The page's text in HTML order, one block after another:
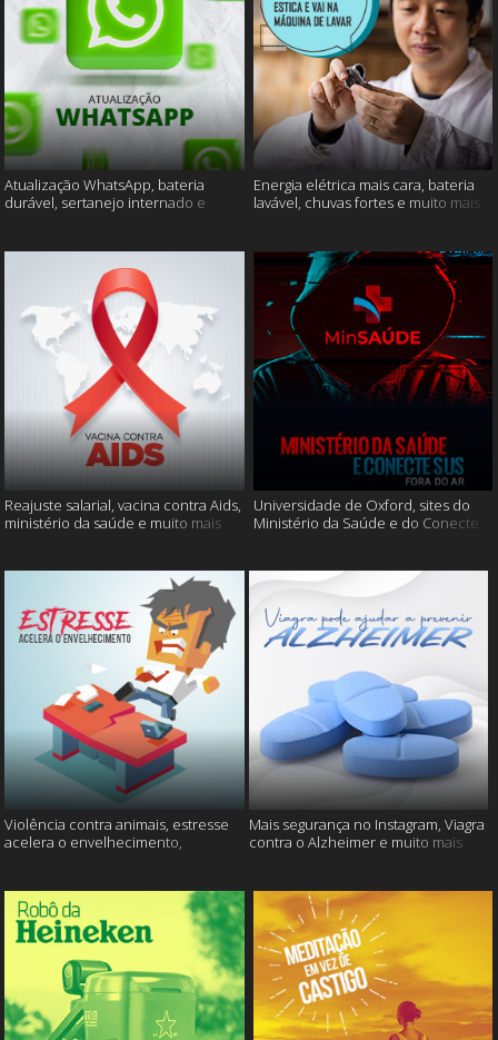
Atualização WhatsApp, bateria
durável, sertanejo internado e
Energia elétrica mais cara, bateria
lavável, chuvas fortes e muito mais
Reajuste salarial, vacina contra Aids,
ministério da saúde e muito mais
Universidade de Oxford, sites do
Ministério da Saúde e do Conecte
Violência contra animais, estresse
acelera o envelhecimento,
Mais segurança no Instagram, Viagra
contra o Alzheimer e muito mais